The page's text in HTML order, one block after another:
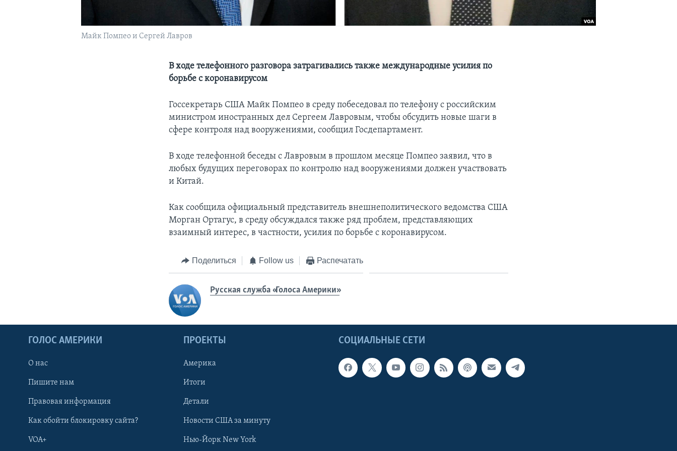
Майк Помпео и Сергей Лавров
В ходе телефонного разговора затрагивались также международные усилия по
борьбе с коронавирусом
Госсекретарь США Майк Помпео в среду побеседовал по телефону с российским
министром иностранных дел Сергеем Лавровым, чтобы обсудить новые шаги в
сфере контроля над вооружениями, сообщил Госдепартамент.
В ходе телефонной беседы с Лавровым в прошлом месяце Помпео заявил, что в
любых будущих переговорах по контролю над вооружениями должен участвовать
и Китай.
Как сообщила официальный представитель внешнеполитического ведомства США
Морган Ортагус, в среду обсуждался также ряд проблем, представляющих
взаимный интерес, в частности, усилия по борьбе с коронавирусом.
Поделиться Follow us Распечатать
Русская служба «Голоса Америки»
СОЦИАЛЬНЫЕ СЕТИ
ГОЛОС АМЕРИКИ
О нас
Пишите нам
Правовая информация
Как обойти блокировку сайта?
VOA+
ПРОЕКТЫ
Америка
Итоги
Детали
Новости США за минуту
Нью-Йорк New York